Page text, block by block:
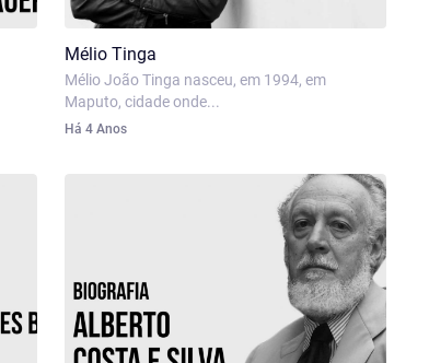
Mélio Tinga
Mélio João Tinga nasceu, em 1994, em
Maputo, cidade onde...
Há 4 Anos